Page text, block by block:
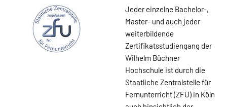
Jeder einzelne Bachelor-,
Master- und auch jeder
weiterbildende
Zertifikatsstudiengang der
Wilhelm Büchner
Hochschule ist durch die
Staatliche Zentralstelle für
Fernunterricht (ZFU) in Köln